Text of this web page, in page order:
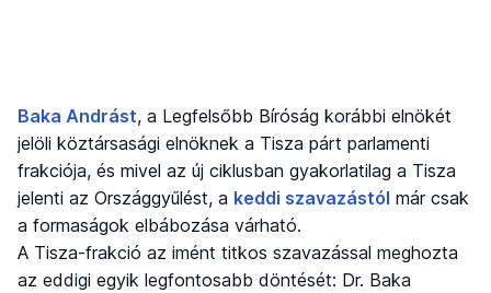
Baka Andrást, a Legfelsőbb Bíróság korábbi elnökét
jelöli köztársasági elnöknek a Tisza párt parlamenti
frakciója, és mivel az új ciklusban gyakorlatilag a Tisza
jelenti az Országgyűlést, a keddi szavazástól már csak
a formaságok elbábozása várható.
A Tisza-frakció az imént titkos szavazással meghozta
az eddigi egyik legfontosabb döntését: Dr. Baka